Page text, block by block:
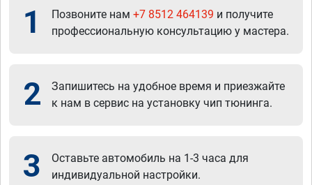
1 Позвоните нам +7 8512 464139 и получите
профессиональную консультацию у мастера.
2
Запишитесь на удобное время и приезжайте
к нам в сервис на установку чип тюнинга.
3
Оставьте автомобиль на 1-3 часа для
индивидуальной настройки.